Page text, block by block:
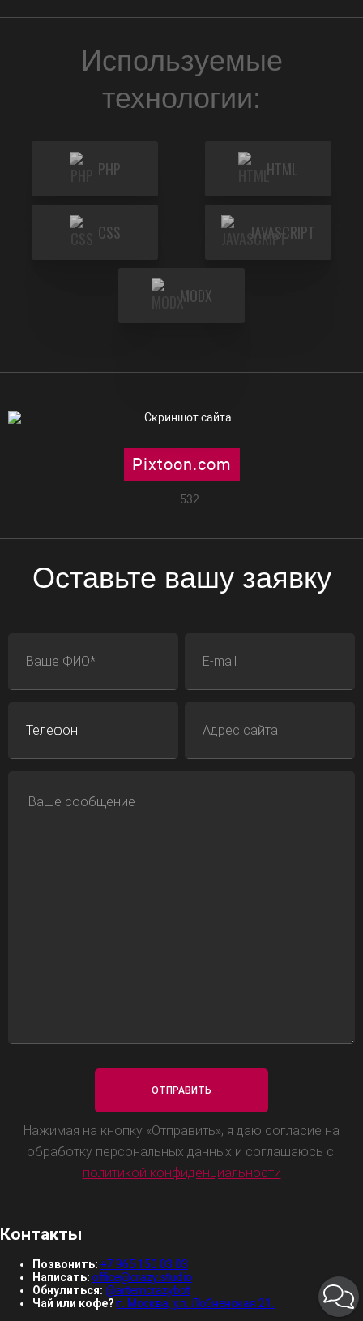
Используемые
технологии:
PHP HTML
CSS JAVASCRIPT
MODX
Pixtoon.com
532
Оставьте вашу заявку
Нажимая на кнопку «Отправить», я даю согласие на
обработку персональных данных и соглашаюсь с
политикой конфиденциальности
Контакты
Позвонить: +7 965 150 03 03
Написать: office@crazy.studio
Обнулиться: @artemcrazybot
Чай или кофе? г. Москва, ул. Лобненская 21.